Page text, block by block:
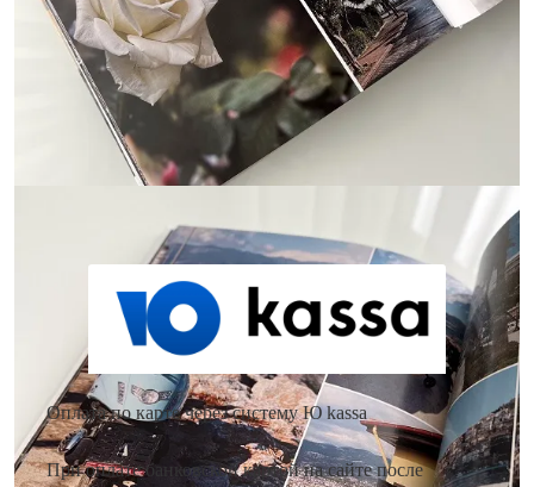
Оплата Доставка
Как оплатить заказ?
Оплата по карте через систему Ю kassa
При оплате банковской картой на сайте после